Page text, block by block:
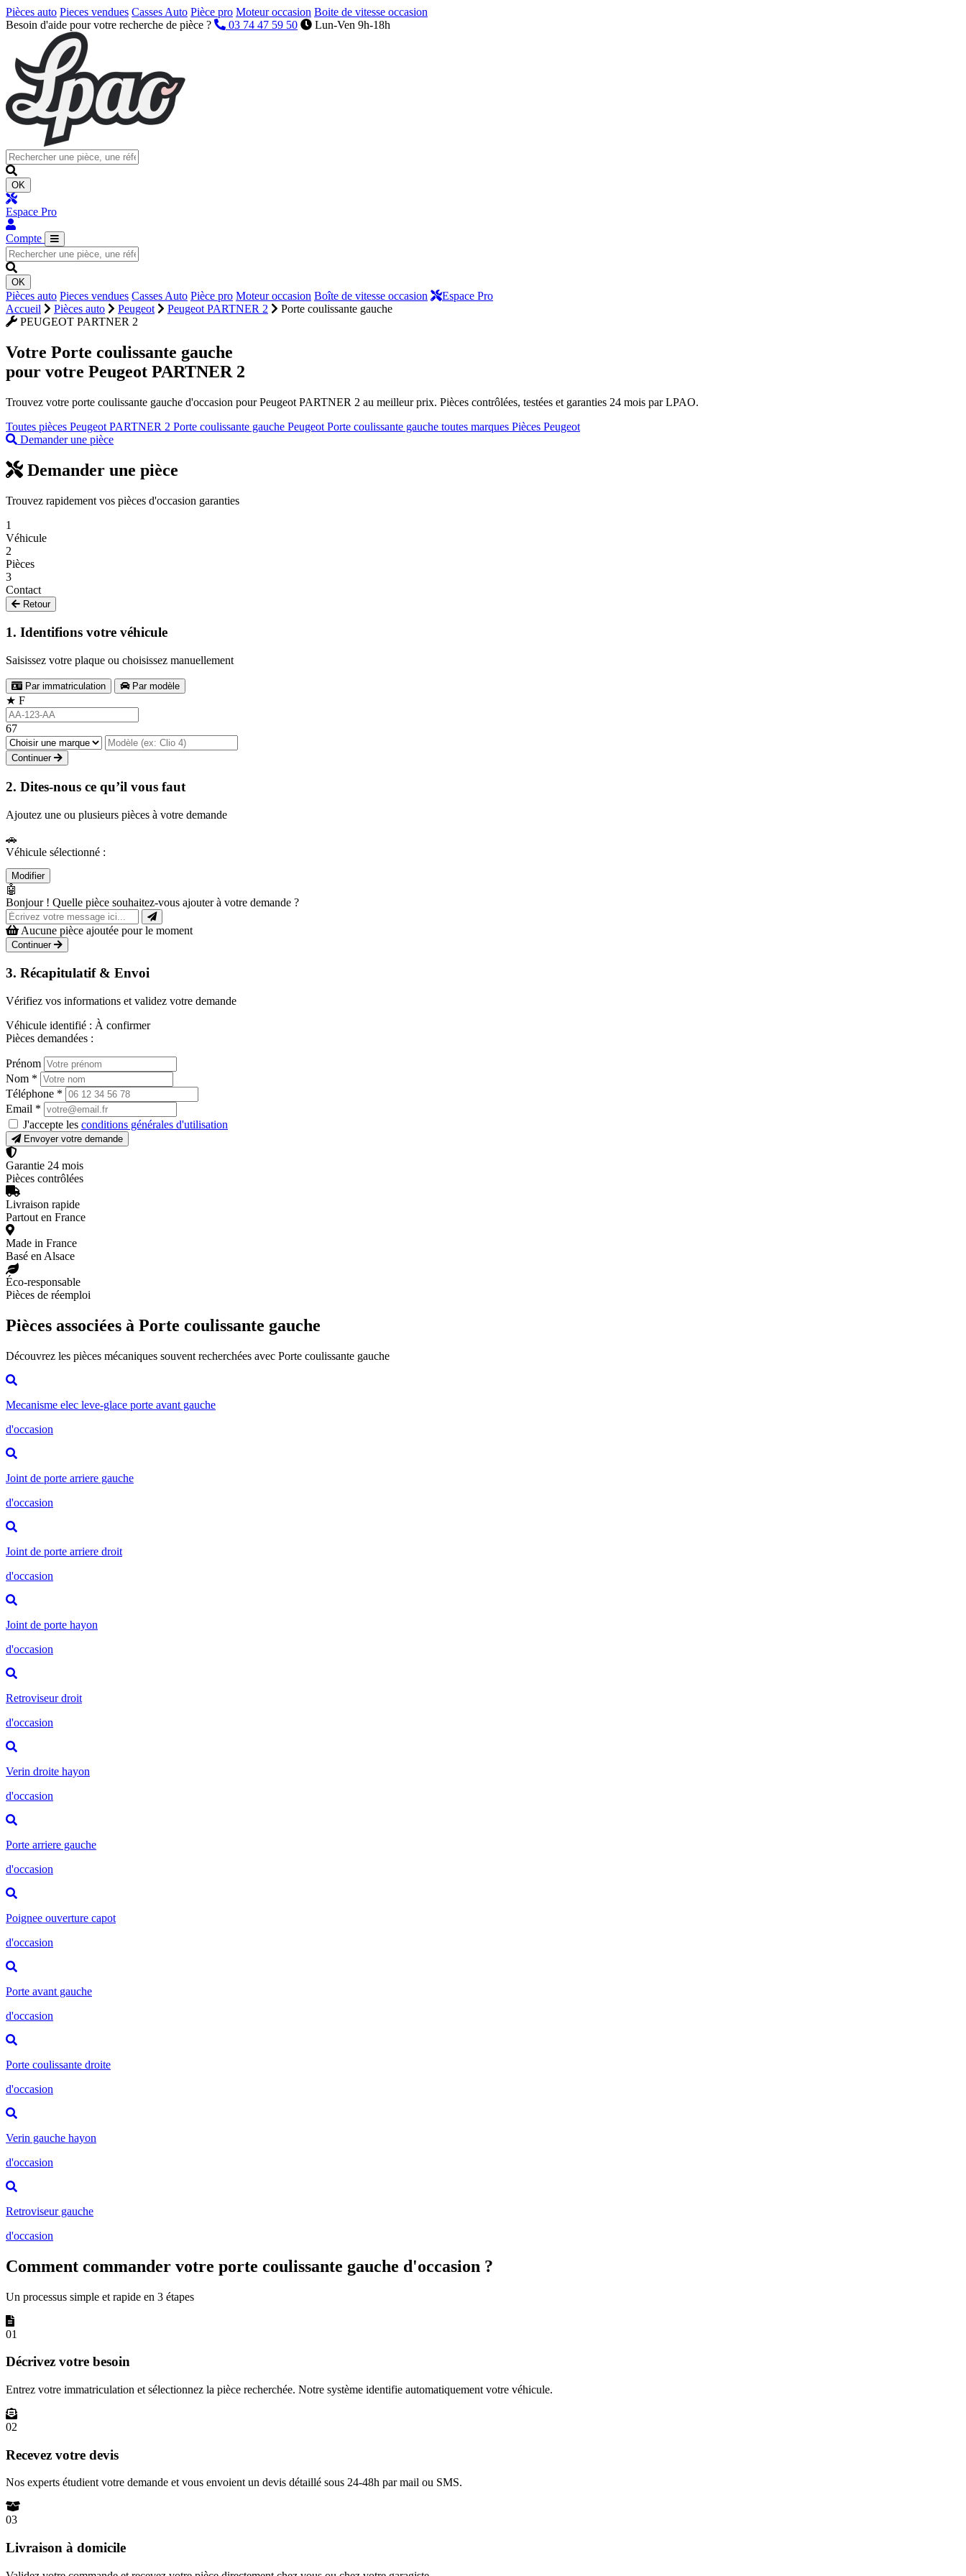
Pièces auto Pieces vendues Casses Auto Pièce pro Moteur occasion Boite de vitesse occasion
Besoin d'aide pour votre recherche de pièce ?
03 74 47 59 50 Lun-Ven 9h-18h
OK
Espace Pro
Compte
OK
Pièces auto Pieces vendues Casses Auto Pièce pro Moteur occasion Boîte de vitesse occasion
Espace Pro
Accueil
Pièces auto Peugeot Peugeot PARTNER 2
Porte coulissante gauche
PEUGEOT PARTNER 2
Votre Porte coulissante gauche
pour votre Peugeot PARTNER 2
Trouvez votre porte coulissante gauche d'occasion pour Peugeot PARTNER 2 au meilleur prix. Pièces contrôlées, testées et garanties 24 mois par LPAO.
Toutes pièces Peugeot PARTNER 2 Porte coulissante gauche Peugeot Porte coulissante gauche toutes marques Pièces Peugeot
Demander une pièce
Demander une pièce
Trouvez rapidement vos pièces d'occasion garanties
1
Véhicule
2
Pièces
3
Contact
Retour
1. Identifions votre véhicule
Saisissez votre plaque ou choisissez manuellement
Par immatriculation Par modèle
★ F
67
Continuer
2. Dites-nous ce qu’il vous faut
Ajoutez une ou plusieurs pièces à votre demande
🚗
Véhicule sélectionné :
Modifier
🤖
Bonjour ! Quelle pièce souhaitez-vous ajouter à votre demande ?
Aucune pièce ajoutée pour le moment
Continuer
3. Récapitulatif & Envoi
Vérifiez vos informations et validez votre demande
Véhicule identifié : À confirmer
Pièces demandées :
Prénom
Nom *
Téléphone *
Email *
J'accepte les conditions générales d'utilisation
Envoyer votre demande
Garantie 24 mois
Pièces contrôlées
Livraison rapide
Partout en France
Made in France
Basé en Alsace
Éco-responsable
Pièces de réemploi
Pièces associées à Porte coulissante gauche
Découvrez les pièces mécaniques souvent recherchées avec Porte coulissante gauche
Mecanisme elec leve-glace porte avant gauche
d'occasion
Joint de porte arriere gauche
d'occasion
Joint de porte arriere droit
d'occasion
Joint de porte hayon
d'occasion
Retroviseur droit
d'occasion
Verin droite hayon
d'occasion
Porte arriere gauche
d'occasion
Poignee ouverture capot
d'occasion
Porte avant gauche
d'occasion
Porte coulissante droite
d'occasion
Verin gauche hayon
d'occasion
Retroviseur gauche
d'occasion
Comment commander votre porte coulissante gauche d'occasion ?
Un processus simple et rapide en 3 étapes
01
Décrivez votre besoin
Entrez votre immatriculation et sélectionnez la pièce recherchée. Notre système identifie automatiquement votre véhicule.
02
Recevez votre devis
Nos experts étudient votre demande et vous envoient un devis détaillé sous 24-48h par mail ou SMS.
03
Livraison à domicile